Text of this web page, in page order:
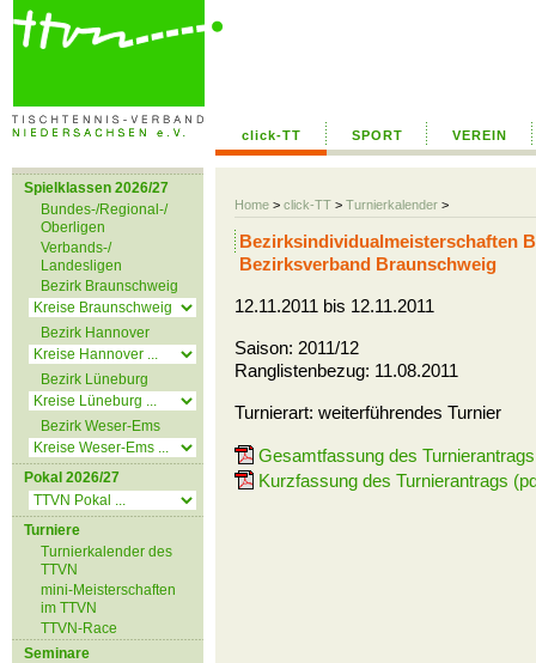
click-TT SPORT VEREIN
Home > click-TT > Turnierkalender >
Spielklassen 2026/27
Bundes-/Regional-/
Oberligen
Verbands-/
Landesligen
Bezirk Braunschweig
Bezirk Hannover
Bezirk Lüneburg
Bezirk Weser-Ems
Pokal 2026/27
Turniere
Turnierkalender des
TTVN
mini-Meisterschaften
im TTVN
TTVN-Race
Seminare
Bezirksindividualmeisterschaften
Bezirksverband Braunschweig
12.11.2011 bis 12.11.2011
Saison: 2011/12
Ranglistenbezug: 11.08.2011
Turnierart: weiterführendes Turnier
Gesamtfassung des
Kurzfassung des Turnierantrags